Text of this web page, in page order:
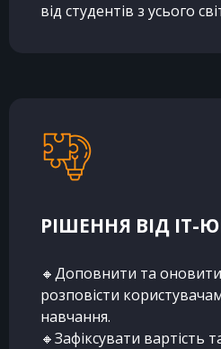
від студентів з усього
РІШЕННЯ ВІД IT-
🔸Доповнити та
розповісти
навчання.
🔸Зафіксувати вартість